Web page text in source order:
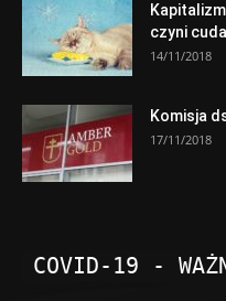
czyni cuda
14/11/2018
Komisja
17/11/2018
COVID-19 -